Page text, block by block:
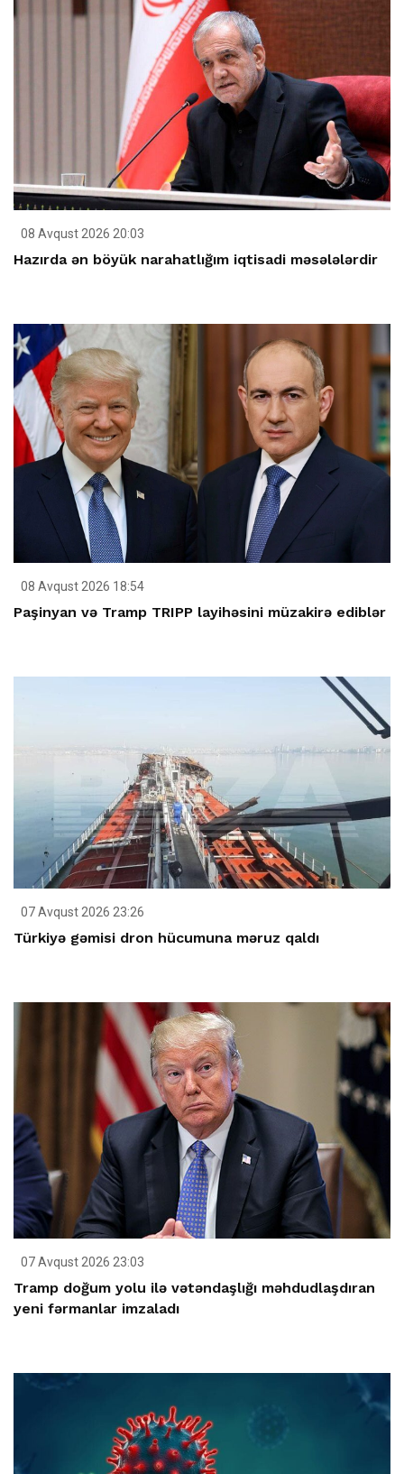
08 Avqust 2026 20:03
Hazırda ən böyük narahatlığım iqtisadi məsələlərdir
08 Avqust 2026 18:54
Paşinyan və Tramp TRIPP layihəsini müzakirə ediblər
07 Avqust 2026 23:26
Türkiyə gəmisi dron hücumuna məruz qaldı
07 Avqust 2026 23:03
Tramp doğum yolu ilə vətəndaşlığı məhdudlaşdıran
yeni fərmanlar imzaladı